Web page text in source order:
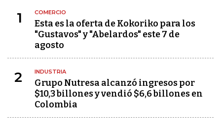
1 COMERCIO
Esta es la oferta de Kokoriko para los
"Gustavos" y "Abelardos" este 7 de
agosto
2 INDUSTRIA
Grupo Nutresa alcanzó ingresos por
$10,3 billones y vendió $6,6 billones en
Colombia